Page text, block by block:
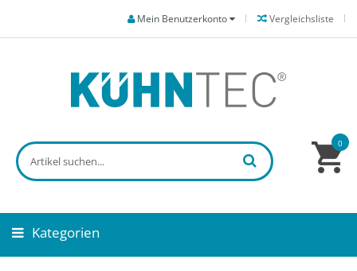
Vergleichsliste
Mein Benutzerkonto
0
Kategorien